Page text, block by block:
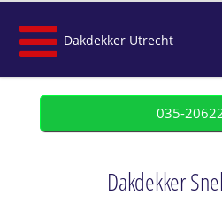
Dakdekker Utrecht
035-
Dakdekker